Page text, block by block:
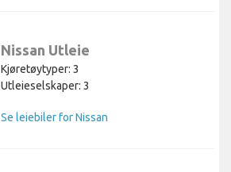
Nissan Utleie
Kjøretøytyper: 3
Utleieselskaper: 3
Se leiebiler for Nissan